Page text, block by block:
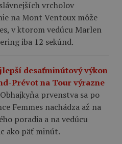
vrcholov
na Mont Ventoux môže
v ktorom vedúcu Marlen
iba 12 sekúnd.
desaťminútový výkon
Prévot na Tour výrazne
Obhajkyňa prvenstva sa po
Femmes nachádza až na
poradia a na vedúcu
ako päť minút.